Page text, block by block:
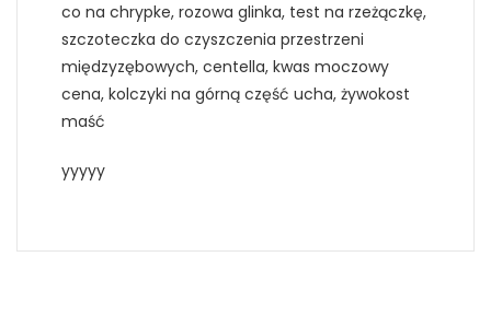
co na chrypke, rozowa glinka, test na rzeżączkę,
szczoteczka do czyszczenia przestrzeni
międzyzębowych, centella, kwas moczowy
cena, kolczyki na górną część ucha, żywokost
maść
yyyyy